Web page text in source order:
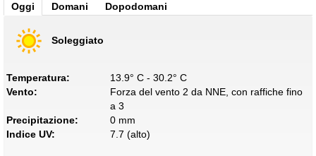
Oggi Domani Dopodomani
Soleggiato
Temperatura:
13.9° C - 30.2° C
Vento:
Forza del vento 2 da NNE, con raffiche fino
a 3
Precipitazione:
0 mm
Indice UV:
7.7 (alto)